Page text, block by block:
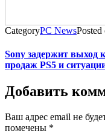
CategoryPC NewsPosted
Sony задержит выход
продаж PS5 и
Добавить
Ваш адрес email не
помечены *